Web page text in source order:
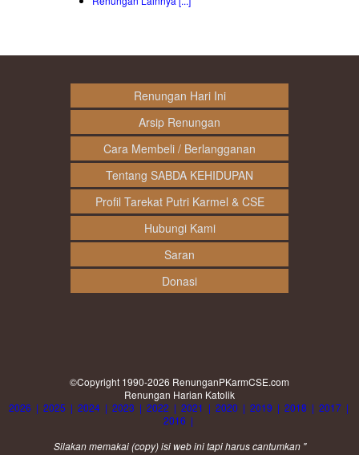
Renungan Hari Ini
Arsip Renungan
Cara Membeli / Berlangganan
Tentang SABDA KEHIDUPAN
Profil Tarekat Putri Karmel & CSE
Hubungi Kami
Saran
Donasi
©Copyright 1990-2026 RenunganPKarmCSE.com
Renungan Harian Katolik
2026 | 2025 | 2024 | 2023 | 2022 | 2021 | 2020 | 2019 | 2018 | 2017 |
2016 |
Silakan memakai (copy) isi web ini tapi harus cantumkan "